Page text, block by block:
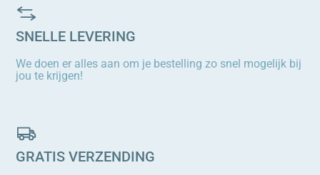
SNELLE LEVERING
We doen er alles aan om je bestelling zo snel mogelijk bij
jou te krijgen!
GRATIS VERZENDING